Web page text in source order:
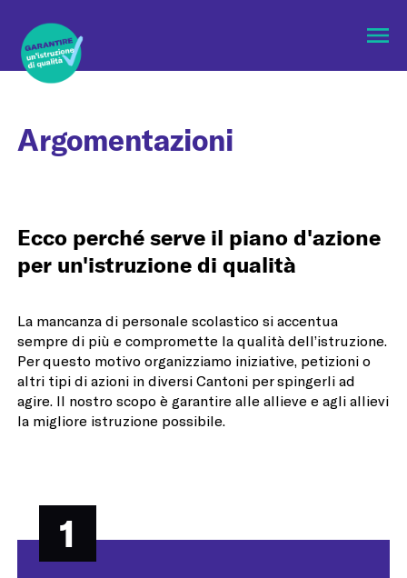
Apri
Argomentazioni
Ecco perché serve il piano d'azione
per un'istruzione di qualità
La mancanza di personale scolastico si accentua
sempre di più e compromette la qualità dell’istruzione.
Per questo motivo organizziamo iniziative, petizioni o
altri tipi di azioni in diversi Cantoni per spingerli ad
agire. Il nostro scopo è garantire alle allieve e agli allievi
la migliore istruzione possibile.
1